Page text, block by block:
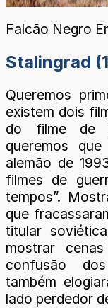
Falcão Negro
Stalingrad
Queremos
existem dois
do filme de
queremos
alemão de
filmes de
tempos”.
que
titular
mostrar
confusão
também
lado perdedor